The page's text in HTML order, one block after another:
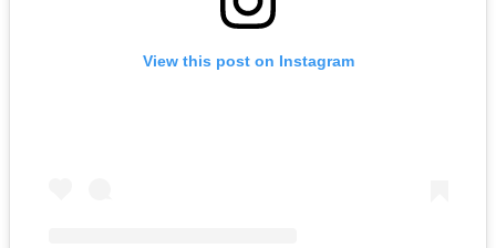
View this post on Instagram